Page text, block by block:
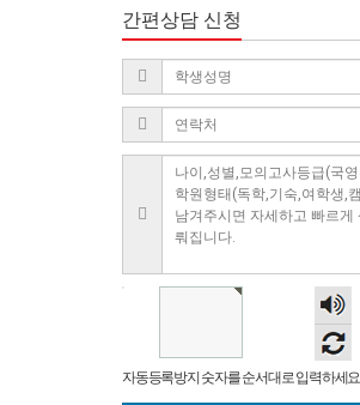
간편상담 신청
숫자
듣기
자동등록방지 숫자를 순서대로 입력하세요.